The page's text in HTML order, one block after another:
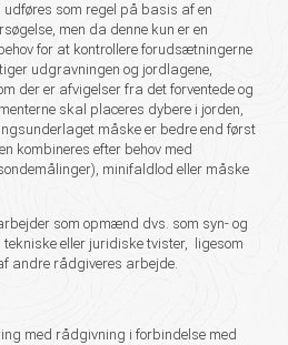
som regel på basis af en
men da denne kun er en
for at kontrollere forudsætningerne
udgravningen og jordlagene,
der er afvigelser fra det forventede og
skal placeres dybere i jorden,
måske er bedre end først
kombineres efter behov med
minifaldlod eller måske
som opmænd dvs. som syn- og
eller juridiske tvister, ligesom
andre rådgiveres arbejde.
med rådgivning i forbindelse med